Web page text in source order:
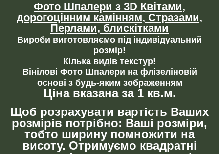
Фото Шпалери з 3D Квітами,
дорогоцінним камінням, Стразами,
Перлами, блискітками
Вироби виготовляємо під індивідуальний
розмір!
Кілька видів текстур!
Вінілові Фото Шпалери на флізеліновій
основі з будь-яким зображенням
Ціна вказана за 1 кв.м.
Щоб розрахувати вартість Ваших
розмірів потрібно: Ваші розміри,
тобто ширину помножити на
висоту. Отримуємо квадратні